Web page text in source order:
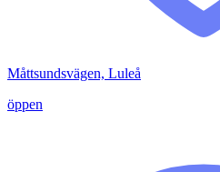
Måttsundsvägen, Luleå
öppen